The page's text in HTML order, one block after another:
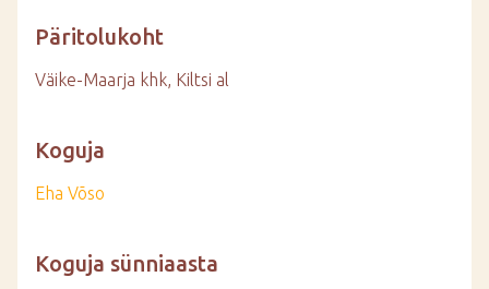
Päritolukoht
Väike-Maarja khk, Kiltsi al
Koguja
Eha Võso
Koguja sünniaasta